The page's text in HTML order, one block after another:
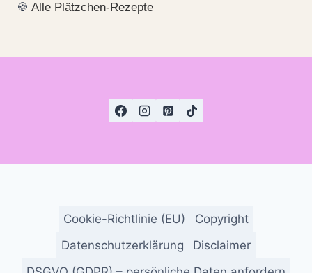
🍪 Alle Plätzchen-Rezepte
Cookie-Richtlinie (EU)
Copyright
Datenschutzerklärung
Disclaimer